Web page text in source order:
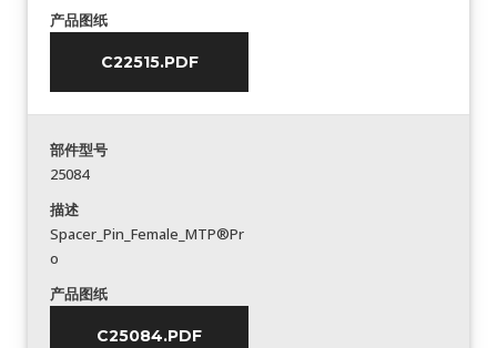
产品图纸
C22515.PDF
部件型号
25084
描述
Spacer_Pin_Female_MTP®Pr
o
产品图纸
C25084.PDF